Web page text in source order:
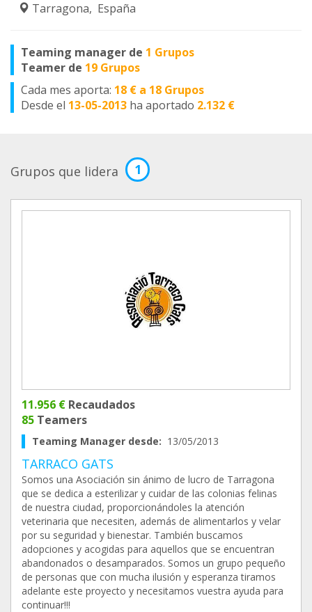
Tarragona, España
Teaming manager de 1 Grupos
Teamer de 19 Grupos
Cada mes aporta: 18 € a 18 Grupos
Desde el 13-05-2013 ha aportado 2.132 €
Grupos que lidera 1
11.956 € Recaudados
85 Teamers
Teaming Manager desde: 13/05/2013
TARRACO GATS
Somos una Asociación sin ánimo de lucro de Tarragona
que se dedica a esterilizar y cuidar de las colonias felinas
de nuestra ciudad, proporcionándoles la atención
veterinaria que necesiten, además de alimentarlos y velar
por su seguridad y bienestar. También buscamos
adopciones y acogidas para aquellos que se encuentran
abandonados o desamparados. Somos un grupo pequeño
de personas que con mucha ilusión y esperanza tiramos
adelante este proyecto y necesitamos vuestra ayuda para
continuar!!!